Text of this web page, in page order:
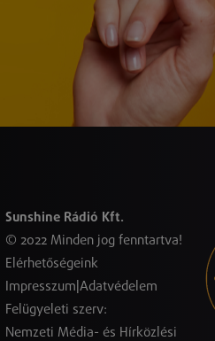
Sunshine Rádió Kft.
© 2022 Minden jog fenntartva!
Elérhetőségeink
Impresszum Adatvédelem
Felügyeleti szerv:
Nemzeti Média- és Hírközlési